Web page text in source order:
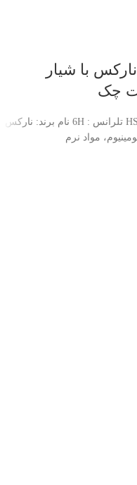
نارکس با شیار
چک
کد محصول: 6350 سایز: M6~M14 متریال: HSS تلرانس : 6H نام برند: نارکس
مواد نرم